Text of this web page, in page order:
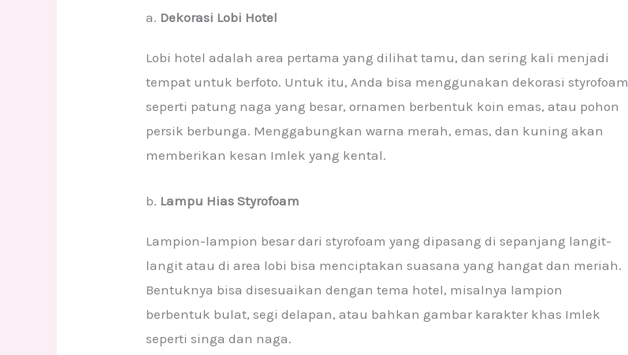
a. Dekorasi Lobi Hotel
Lobi hotel adalah area pertama yang dilihat tamu, dan sering kali menjadi
tempat untuk berfoto. Untuk itu, Anda bisa menggunakan dekorasi styrofoam
seperti patung naga yang besar, ornamen berbentuk koin emas, atau pohon
persik berbunga. Menggabungkan warna merah, emas, dan kuning akan
memberikan kesan Imlek yang kental.
b. Lampu Hias Styrofoam
Lampion-lampion besar dari styrofoam yang dipasang di sepanjang langit-
langit atau di area lobi bisa menciptakan suasana yang hangat dan meriah.
Bentuknya bisa disesuaikan dengan tema hotel, misalnya lampion
berbentuk bulat, segi delapan, atau bahkan gambar karakter khas Imlek
seperti singa dan naga.